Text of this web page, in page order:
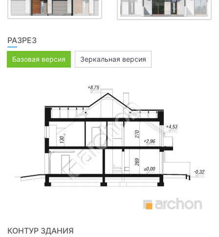
РАЗРЕЗ
Базовая версия Зеркальная версия
КОНТУР ЗДАНИЯ